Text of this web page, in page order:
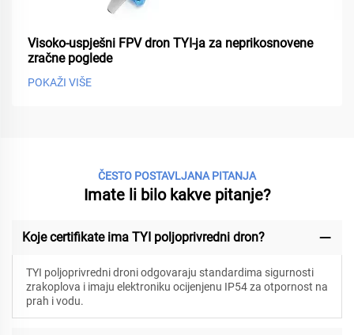
Visoko-uspješni FPV dron TYI-ja za neprikosnovene
zračne poglede
POKAŽI VIŠE
ČESTO POSTAVLJANA PITANJA
Imate li bilo kakve pitanje?
Koje certifikate ima TYI poljoprivredni dron?
TYI poljoprivredni droni odgovaraju standardima sigurnosti
zrakoplova i imaju elektroniku ocijenjenu IP54 za otpornost na
prah i vodu.